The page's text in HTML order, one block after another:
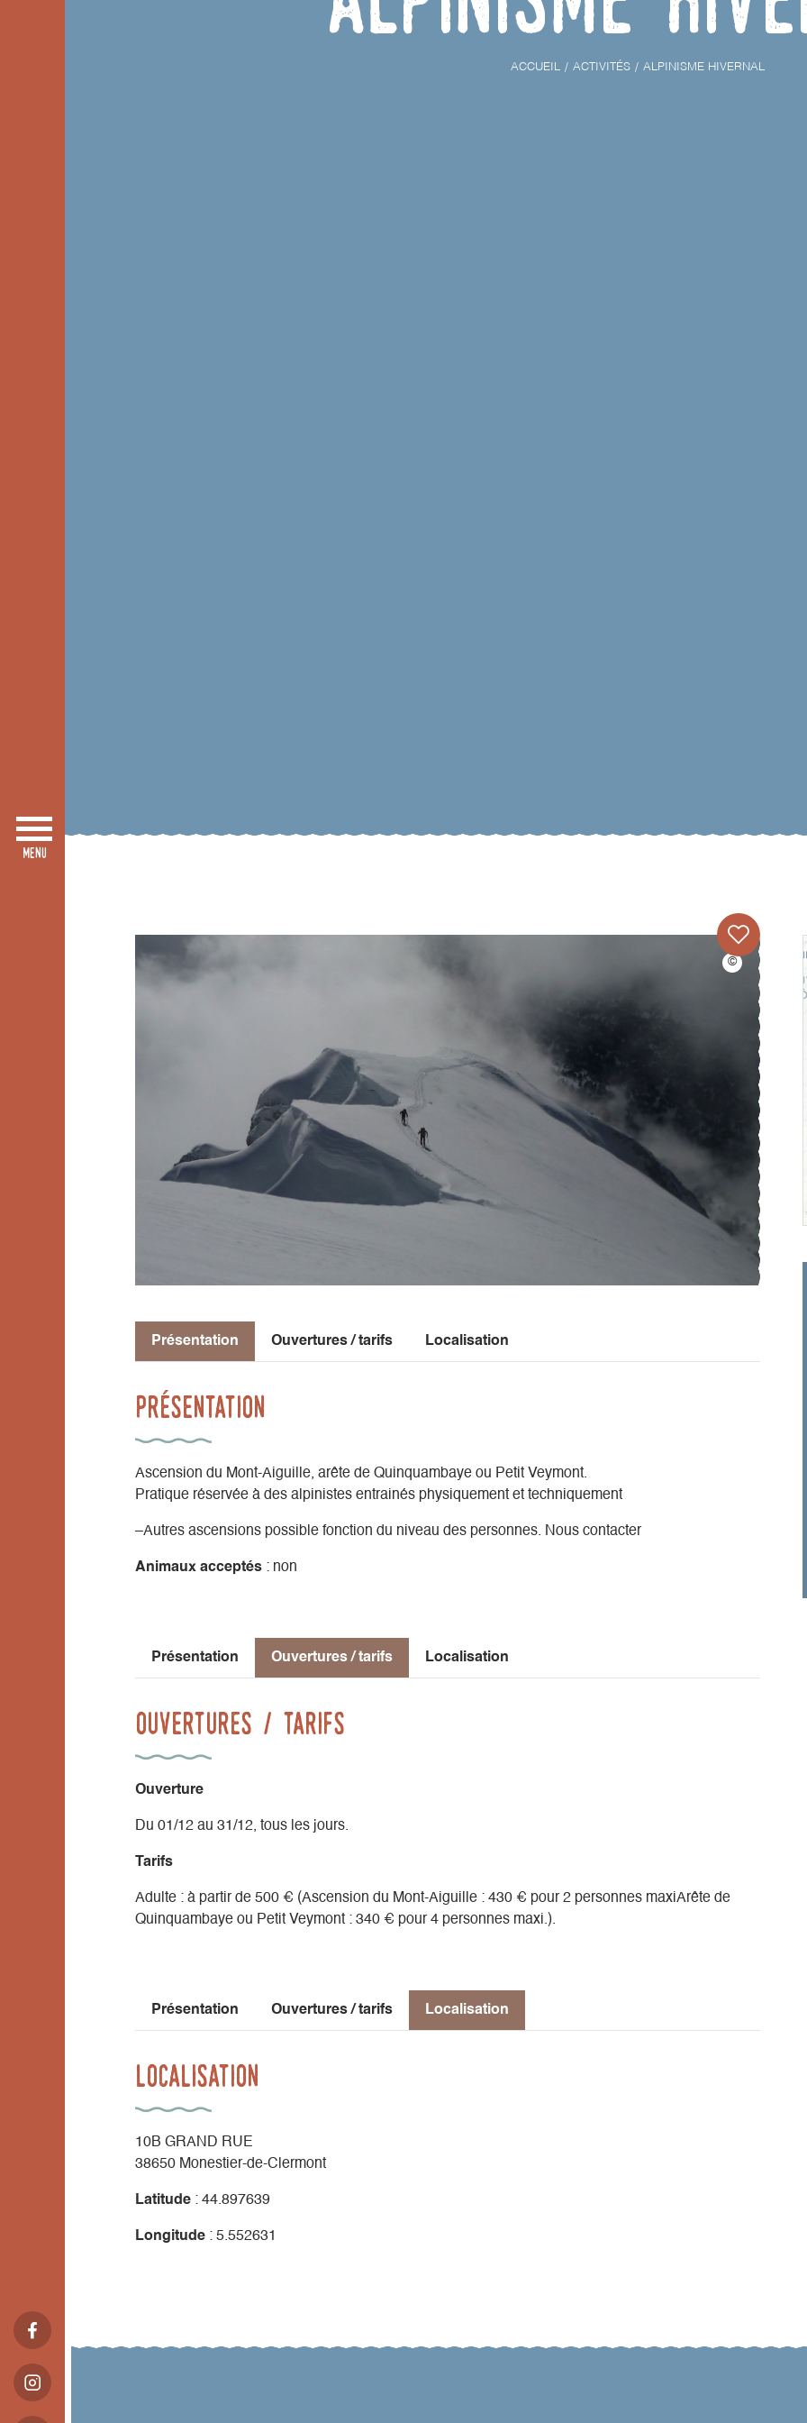
ACCUEIL ACTIVITÉS ALPINISME HIVERNAL
Présentation Ouvertures / tarifs Localisation
Présentation
Ascension du Mont-Aiguille, arête de Quinquambaye ou Petit Veymont.
Pratique réservée à des alpinistes entrainés physiquement et techniquement
–Autres ascensions possible fonction du niveau des personnes. Nous contacter
Animaux acceptés : non
Présentation Ouvertures / tarifs Localisation
Ouvertures / tarifs
Ouverture
Du 01/12 au 31/12, tous les jours.
Tarifs
Adulte : à partir de 500 € (Ascension du Mont-Aiguille : 430 € pour 2 personnes maxiArête de
Quinquambaye ou Petit Veymont : 340 € pour 4 personnes maxi.).
Présentation Ouvertures / tarifs Localisation
Localisation
10B GRAND RUE
38650 Monestier-de-Clermont
Latitude : 44.897639
Longitude : 5.552631